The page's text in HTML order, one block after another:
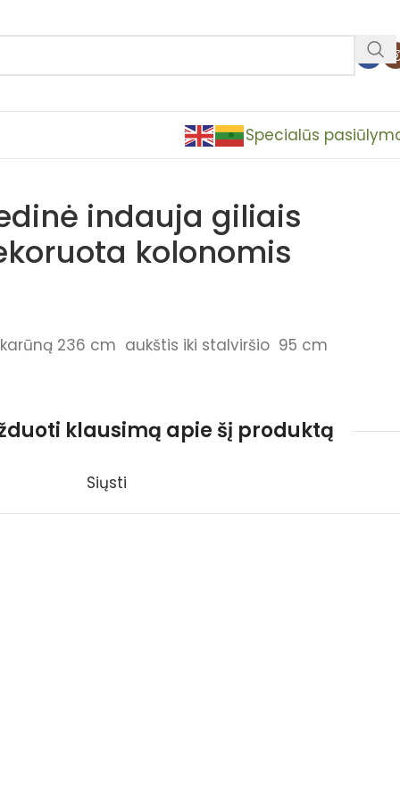
Specialūs
indauja giliais
kolonomis
236 cm aukštis iki stalviršio 95 cm
klausimą apie šį produktą
Siųsti